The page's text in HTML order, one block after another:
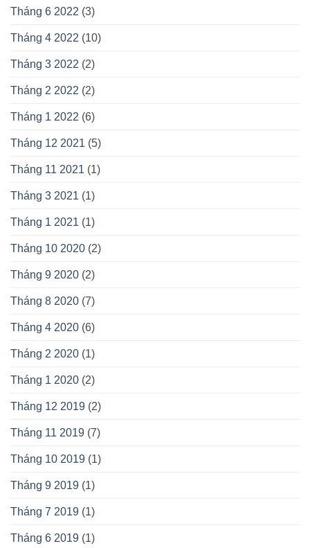
Tháng 6 2022 (3)
Tháng 4 2022 (10)
Tháng 3 2022 (2)
Tháng 2 2022 (2)
Tháng 1 2022 (6)
Tháng 12 2021 (5)
Tháng 11 2021 (1)
Tháng 3 2021 (1)
Tháng 1 2021 (1)
Tháng 10 2020 (2)
Tháng 9 2020 (2)
Tháng 8 2020 (7)
Tháng 4 2020 (6)
Tháng 2 2020 (1)
Tháng 1 2020 (2)
Tháng 12 2019 (2)
Tháng 11 2019 (7)
Tháng 10 2019 (1)
Tháng 9 2019 (1)
Tháng 7 2019 (1)
Tháng 6 2019 (1)